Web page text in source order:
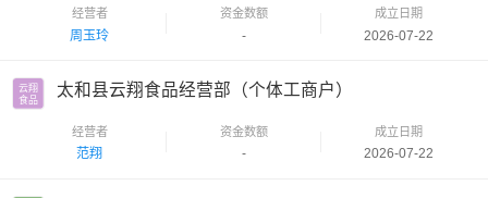
经营者
周玉玲
资金数额
-
成立日期
2026-07-22
云翔
食品
太和县云翔食品经营部（个体工商户）
经营者
范翔
资金数额
-
成立日期
2026-07-22